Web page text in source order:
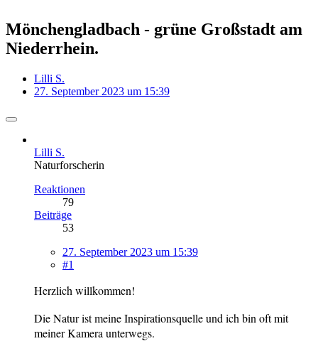
Mönchengladbach - grüne Großstadt am
Niederrhein.
Lilli S.
27. September 2023 um 15:39
Lilli S.
Naturforscherin
Reaktionen
79
Beiträge
53
27. September 2023 um 15:39
#1
Herzlich willkommen!
Die Natur ist meine Inspirationsquelle und ich bin oft mit
meiner Kamera unterwegs.